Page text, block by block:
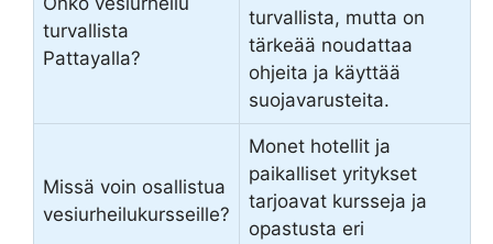
turvallista
Pattayalla?
turvallista, mutta on
tärkeää noudattaa
ohjeita ja käyttää
suojavarusteita.
Missä voin osallistua
vesiurheilukursseille?
Monet hotellit ja
paikalliset yritykset
tarjoavat kursseja ja
opastusta eri